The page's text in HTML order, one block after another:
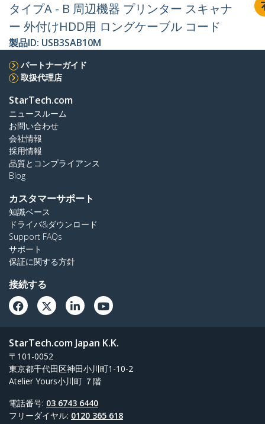
タイプA - B 周辺機器 プリンター スキャナ
ー 外付けHDD用 ロングケーブル コード
製品ID: USB3SAB10M
パートナーガイド
取扱代理店
StarTech.com
ニュースルーム
お問い合わせ
会社情報
採用情報
品質とコンプライアンス
Blog
カスタマーサポート
知識ベース
ドライバ&ダウンロード
Support FAQs
サポート
保証に関する方針
接続する
StarTech.com Japan K.K.
〒101-0052
東京都千代田区神田小川町1-10-2
Atelier Yours小川町 ７階
電話番号: 03 6743 6440
フリーダイヤル: 0120 365 618